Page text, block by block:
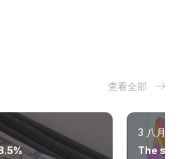
查看全部
3 八月
The